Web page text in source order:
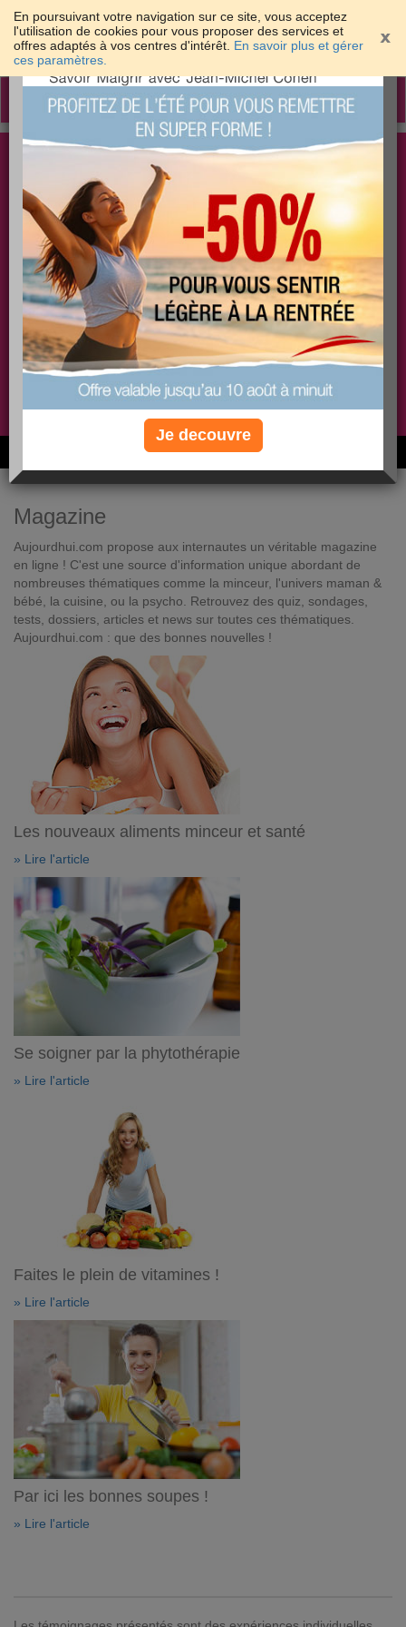
En poursuivant votre navigation sur ce site, vous acceptez
l'utilisation de cookies pour vous proposer des services et
offres adaptés à vos centres d'intérêt. En savoir plus et gérer
ces paramètres.
Toggle
Les meilleures solutions pour maigrir et être bien
dans sa peau
PLUS
EFFICACE
PLUS
SANTÉ
PLUS
COACHING
Non, je préfère le régime gratuit
6M de personnes ont maigri et réappris à manger avec nous
Magazine
Aujourdhui.com propose aux internautes un véritable magazine
en ligne ! C'est une source d'information unique abordant de
nombreuses thématiques comme la minceur, l'univers maman &
bébé, la cuisine, ou la psycho. Retrouvez des quiz, sondages,
tests, dossiers, articles et news sur toutes ces thématiques.
Aujourdhui.com : que des bonnes nouvelles !
Les nouveaux aliments minceur et santé
» Lire l'article
Se soigner par la phytothérapie
» Lire l'article
Faites le plein de vitamines !
» Lire l'article
Par ici les bonnes soupes !
» Lire l'article
×
Je decouvre